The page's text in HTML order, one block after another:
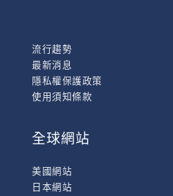
流行趨勢
最新消息
隱私權保護政策
使用須知條款
全球網站
美國網站
日本網站